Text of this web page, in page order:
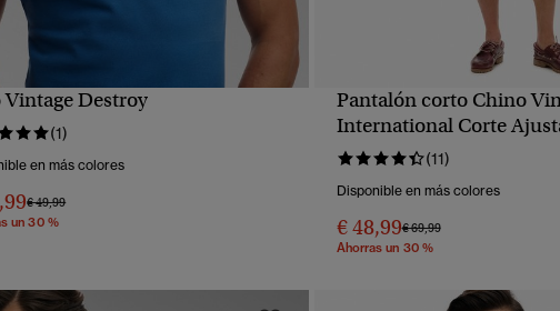
VISTA RÁPIDA
Vintage Destroy
(1)
en más colores
Precio rebajado de
€ 49,99a
un 30 %
VISTA RÁPIDA
Pantalón corto Chino
International Corte
(11)
Disponible en más colores
€ 48,99Precio rebajado de
€ 69,99a
Ahorras un 30 %